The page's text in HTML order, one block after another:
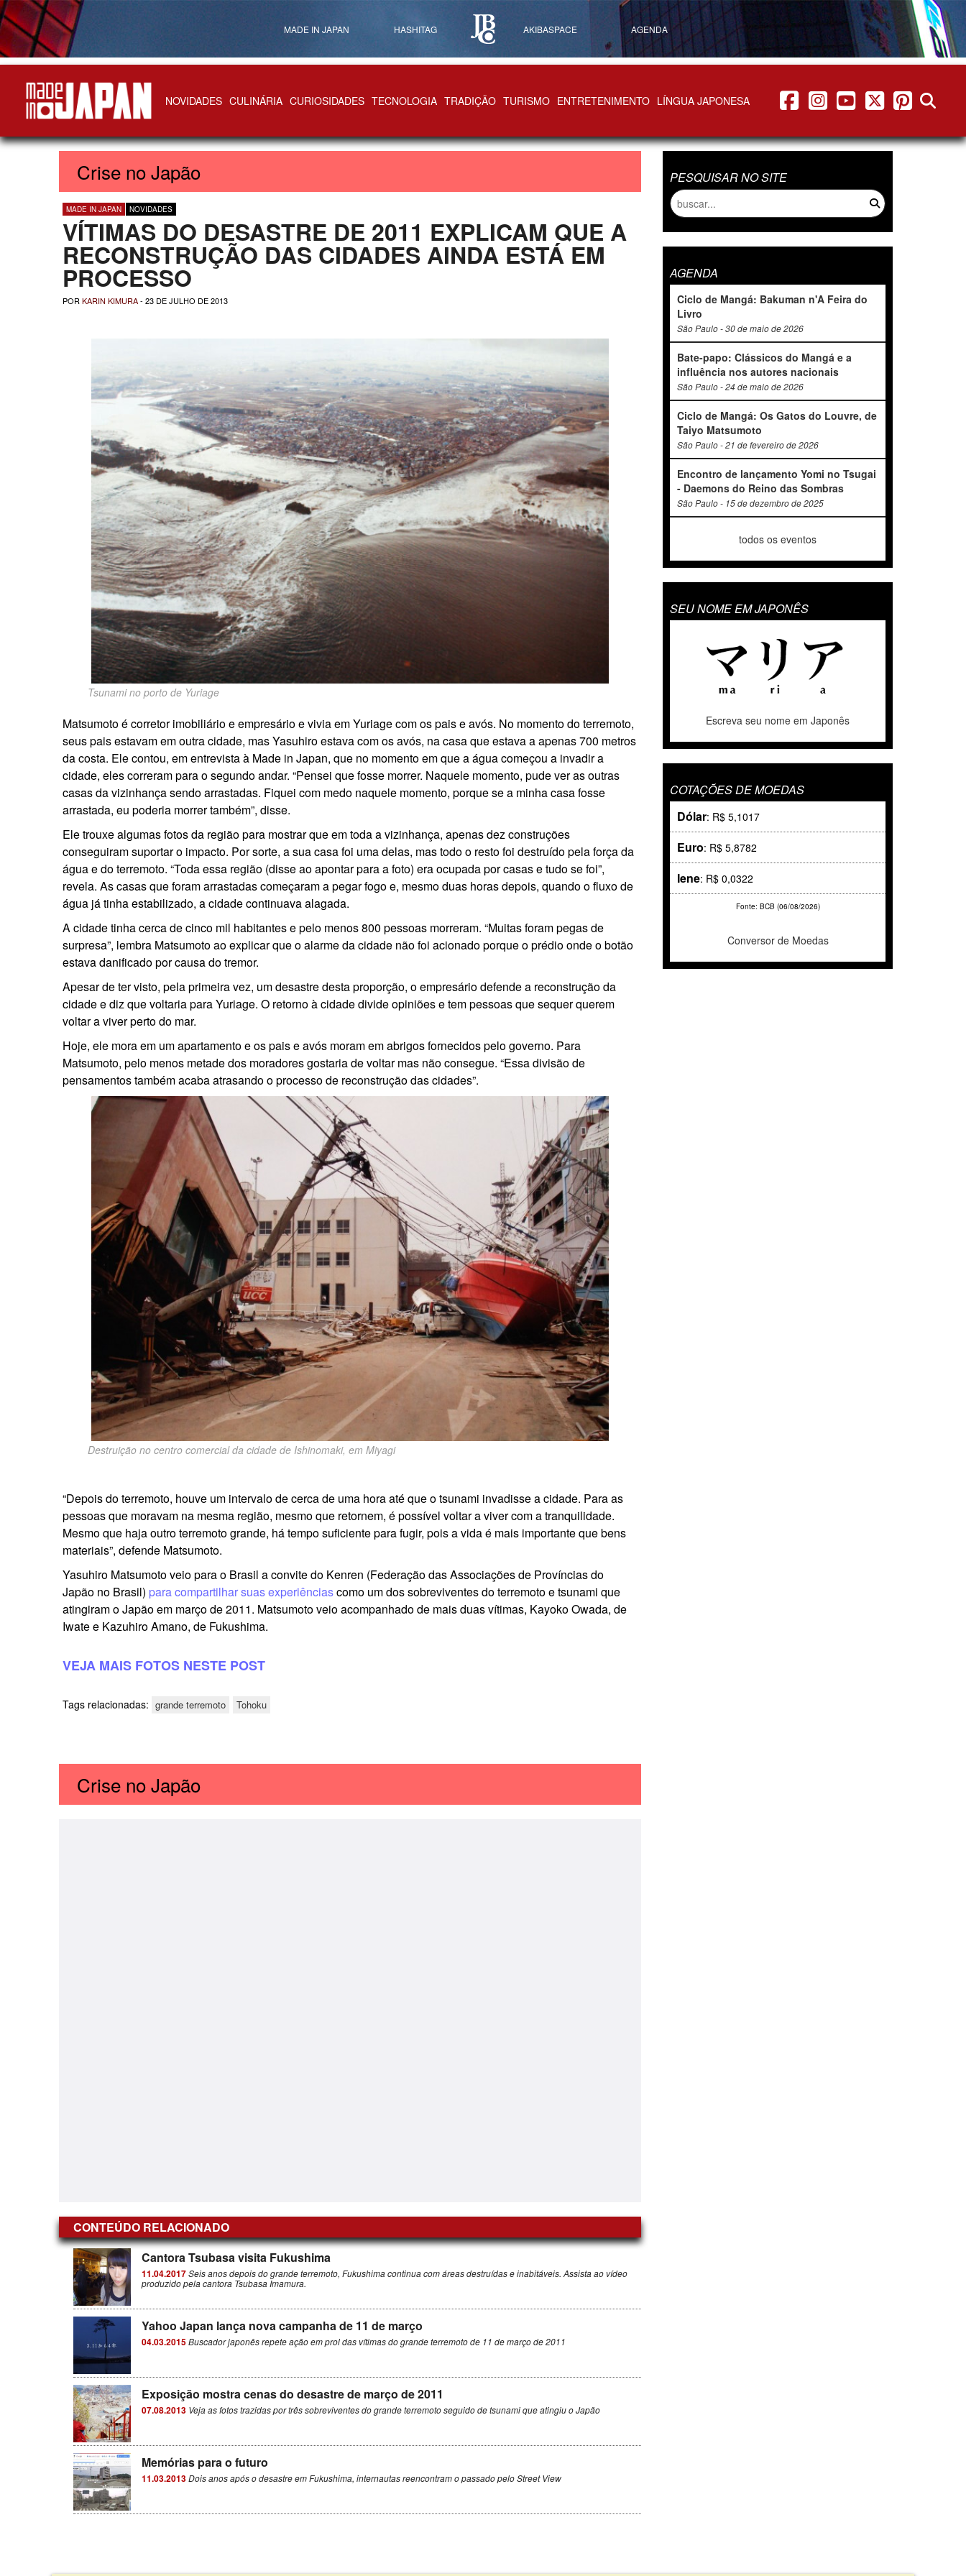
MADE IN JAPAN HASHITAG AKIBASPACE AGENDA
NOVIDADES CULINÁRIA CURIOSIDADES TECNOLOGIA TRADIÇÃO TURISMO ENTRETENIMENTO LÍNGUA JAPONESA facebook instagram youtube twitter pinterest
Crise no Japão
MADE IN JAPAN NOVIDADES
VÍTIMAS DO DESASTRE DE 2011 EXPLICAM QUE A
RECONSTRUÇÃO DAS CIDADES AINDA ESTÁ EM
PROCESSO
POR KARIN KIMURA- 23 DE JULHO DE 2013
Tsunami no porto de Yuriage
Matsumoto é corretor imobiliário e empresário e vivia em Yuriage com os pais e avós. No momento do terremoto,
seus pais estavam em outra cidade, mas Yasuhiro estava com os avós, na casa que estava a apenas 700 metros
da costa. Ele contou, em entrevista à Made in Japan, que no momento em que a água começou a invadir a
cidade, eles correram para o segundo andar. “Pensei que fosse morrer. Naquele momento, pude ver as outras
casas da vizinhança sendo arrastadas. Fiquei com medo naquele momento, porque se a minha casa fosse
arrastada, eu poderia morrer também”, disse.
Ele trouxe algumas fotos da região para mostrar que em toda a vizinhança, apenas dez construções
conseguiram suportar o impacto. Por sorte, a sua casa foi uma delas, mas todo o resto foi destruído pela força da
água e do terremoto. “Toda essa região (disse ao apontar para a foto) era ocupada por casas e tudo se foi”,
revela. As casas que foram arrastadas começaram a pegar fogo e, mesmo duas horas depois, quando o fluxo de
água já tinha estabilizado, a cidade continuava alagada.
A cidade tinha cerca de cinco mil habitantes e pelo menos 800 pessoas morreram. “Muitas foram pegas de
surpresa”, lembra Matsumoto ao explicar que o alarme da cidade não foi acionado porque o prédio onde o botão
estava danificado por causa do tremor.
Apesar de ter visto, pela primeira vez, um desastre desta proporção, o empresário defende a reconstrução da
cidade e diz que voltaria para Yuriage. O retorno à cidade divide opiniões e tem pessoas que sequer querem
voltar a viver perto do mar.
Hoje, ele mora em um apartamento e os pais e avós moram em abrigos fornecidos pelo governo. Para
Matsumoto, pelo menos metade dos moradores gostaria de voltar mas não consegue. “Essa divisão de
pensamentos também acaba atrasando o processo de reconstrução das cidades”.
Destruição no centro comercial da cidade de Ishinomaki, em Miyagi
“Depois do terremoto, houve um intervalo de cerca de uma hora até que o tsunami invadisse a cidade. Para as
pessoas que moravam na mesma região, mesmo que retornem, é possível voltar a viver com a tranquilidade.
Mesmo que haja outro terremoto grande, há tempo suficiente para fugir, pois a vida é mais importante que bens
materiais”, defende Matsumoto.
Yasuhiro Matsumoto veio para o Brasil a convite do Kenren (Federação das Associações de Províncias do
Japão no Brasil) para compartilhar suas experiênciascomo um dos sobreviventes do terremoto e tsunami que
atingiram o Japão em março de 2011. Matsumoto veio acompanhado de mais duas vítimas, Kayoko Owada, de
Iwate e Kazuhiro Amano, de Fukushima.
VEJA MAIS FOTOS NESTE POST
Tags relacionadas: grande terremoto Tohoku
Crise no Japão
CONTEÚDO RELACIONADO
Cantora Tsubasa visita Fukushima
11.04.2017Seis anos depois do grande terremoto, Fukushima continua com áreas destruídas e inabitáveis. Assista ao vídeo
produzido pela cantora Tsubasa Imamura.
Yahoo Japan lança nova campanha de 11 de março
04.03.2015Buscador japonês repete ação em prol das vítimas do grande terremoto de 11 de março de 2011
Exposição mostra cenas do desastre de março de 2011
07.08.2013 Veja as fotos trazidas por três sobreviventes do grande terremoto seguido de tsunami que atingiu o Japão
Memórias para o futuro
11.03.2013Dois anos após o desastre em Fukushima, internautas reencontram o passado pelo Street View
PESQUISAR NO SITE
AGENDA
Ciclo de Mangá: Bakuman n'A Feira do
Livro
São Paulo - 30 de maio de 2026
Bate-papo: Clássicos do Mangá e a
influência nos autores nacionais
São Paulo - 24 de maio de 2026
Ciclo de Mangá: Os Gatos do Louvre, de
Taiyo Matsumoto
São Paulo - 21 de fevereiro de 2026
Encontro de lançamento Yomi no Tsugai
- Daemons do Reino das Sombras
São Paulo - 15 de dezembro de 2025
todos os eventos
SEU NOME EM JAPONÊS
Escreva seu nome em Japonês
COTAÇÕES DE MOEDAS
Dólar: R$ 5,1017
Euro: R$ 5,8782
Iene: R$ 0,0322
Fonte: BCB (06/08/2026)
Conversor de Moedas